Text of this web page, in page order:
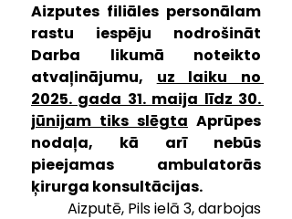
Aizputes filiāles personālam
rastu iespēju nodrošināt
Darba likumā noteikto
atvaļinājumu, uz laiku no
2025. gada 31. maija līdz 30.
jūnijam tiks slēgta Aprūpes
nodaļa, kā arī nebūs
pieejamas ambulatorās
ķirurga konsultācijas.